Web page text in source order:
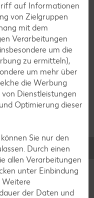
auf Informationen
von Zielgruppen
mit dem
Verarbeitungen
um die
zu ermitteln),
um mehr über
die Werbung
Dienstleistungen
Optimierung dieser
Sie nur den
Durch einen
allen Verarbeitungen
unter Einbindung
Weitere
der Daten und